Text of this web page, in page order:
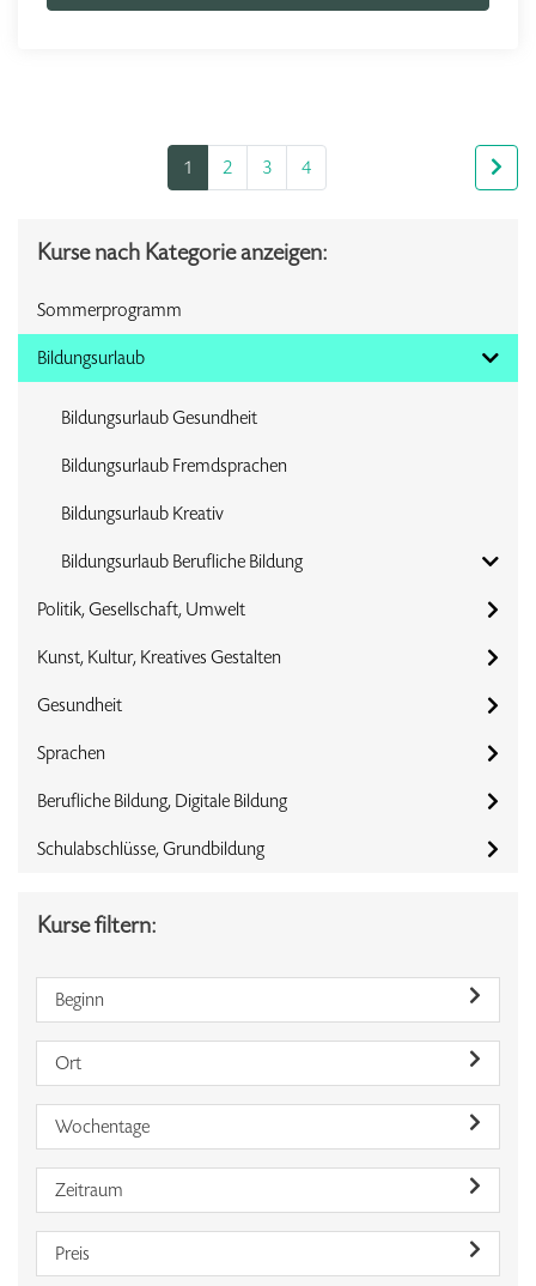
1 2 3 4
Kurse nach Kategorie anzeigen:
Sommerprogramm
Bildungsurlaub
Bildungsurlaub Gesundheit
Bildungsurlaub Fremdsprachen
Bildungsurlaub Kreativ
Bildungsurlaub Berufliche Bildung
Politik, Gesellschaft, Umwelt
Kunst, Kultur, Kreatives Gestalten
Gesundheit
Sprachen
Berufliche Bildung, Digitale Bildung
Schulabschlüsse, Grundbildung
Kurse filtern:
Beginn
Ort
Wochentage
Zeitraum
Preis